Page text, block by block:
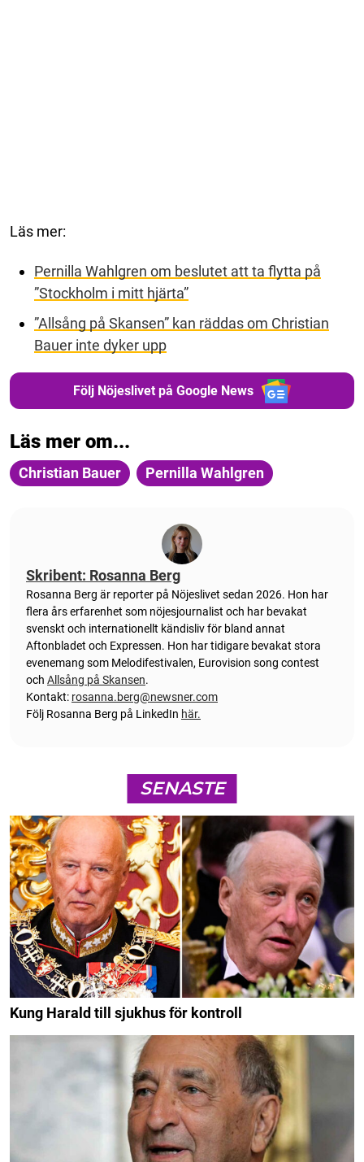
Läs mer:
Pernilla Wahlgren om beslutet att ta flytta på
”Stockholm i mitt hjärta”
”Allsång på Skansen” kan räddas om Christian
Bauer inte dyker upp
Följ Nöjeslivet på Google News
Läs mer om...
Christian Bauer Pernilla Wahlgren
Skribent: Rosanna Berg
Rosanna Berg är reporter på Nöjeslivet sedan 2026. Hon har
flera års erfarenhet som nöjesjournalist och har bevakat
svenskt och internationellt kändisliv för bland annat
Aftonbladet och Expressen. Hon har tidigare bevakat stora
evenemang som Melodifestivalen, Eurovision song contest
och Allsång på Skansen.
Kontakt: rosanna.berg@newsner.com
Följ Rosanna Berg på LinkedIn här.
SENASTE
Kung Harald till sjukhus för kontroll